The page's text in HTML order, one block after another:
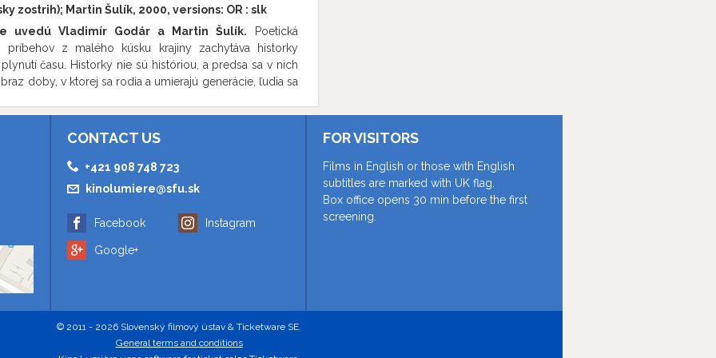
krava
pánko
zostrih); Martin Šulík, 2000, versions: OR : slk
uvedú Vladimír Godár a Martin Šulík. Poetická
príbehov z malého kúsku krajiny zachytáva historky
času. Historky nie sú históriou, a predsa sa v nich
doby, v ktorej sa rodia a umierajú generácie, ľudia sa
výrazne dotvára podmanivá hudba Vladimíra Godára
Martina Štrbu.Krajinka tentoraz prichádza po prvý
film režisérky Mariany Čengel-Solčánskej
. Ide o krátky film bez dialógov o čakaní na smrť. Medzi
prebiehajú osudové obrazy jeho posledných dní.
ročníkový film na tému sen, fantázia, skutočnosť. Vo
Vladimíra Godára.
CONTACT US
+421 908 748 723
kinolumiere@sfu.sk
Facebook
Google+
Instagram
FOR VISITORS
Films in English or those with English
subtitles are marked with UK flag.
Box office opens 30 min before the first
screening.
© 2011 - 2026 Slovenský filmový ústav & Ticketware SE.
General terms and conditions